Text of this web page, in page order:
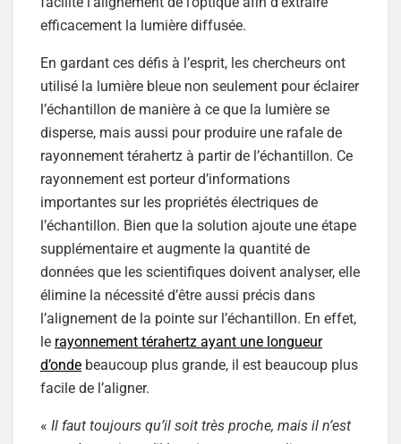
efficacement la lumière diffusée.
En gardant ces défis à l’esprit, les chercheurs ont
utilisé la lumière bleue non seulement pour éclairer
l’échantillon de manière à ce que la lumière se
disperse, mais aussi pour produire une rafale de
rayonnement térahertz à partir de l’échantillon. Ce
rayonnement est porteur d’informations
importantes sur les propriétés électriques de
l’échantillon. Bien que la solution ajoute une étape
supplémentaire et augmente la quantité de
données que les scientifiques doivent analyser, elle
élimine la nécessité d’être aussi précis dans
l’alignement de la pointe sur l’échantillon. En effet,
le rayonnement térahertz ayant une longueur
d’onde beaucoup plus grande, il est beaucoup plus
facile de l’aligner.
« Il faut toujours qu’il soit très proche, mais il n’est